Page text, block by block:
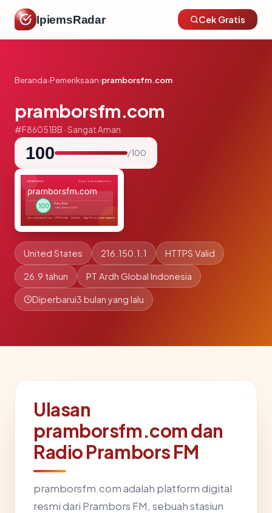
IpiemsRadar Cek Gratis
Beranda›Pemeriksaan›pramborsfm.com
pramborsfm.com
#F86051BB · Sangat Aman
100 / 100
United States 216.150.1.1 HTTPS Valid
26.9 tahun PT Ardh Global Indonesia
Diperbarui3 bulan yang lalu
Ulasan
pramborsfm.com dan
Radio Prambors FM
pramborsfm.com adalah platform digital
resmi dari Prambors FM, sebuah stasiun